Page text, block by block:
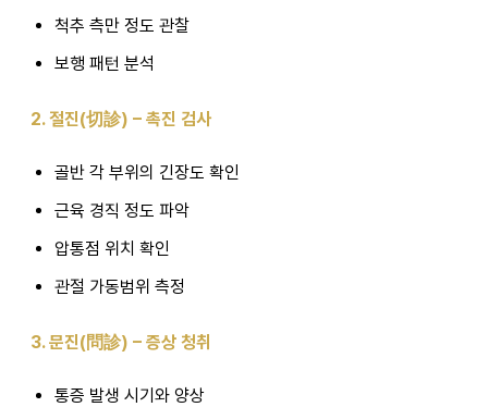
척추 측만 정도 관찰
보행 패턴 분석
2. 절진(切診) – 촉진 검사
골반 각 부위의 긴장도 확인
근육 경직 정도 파악
압통점 위치 확인
관절 가동범위 측정
3. 문진(問診) – 증상 청취
통증 발생 시기와 양상